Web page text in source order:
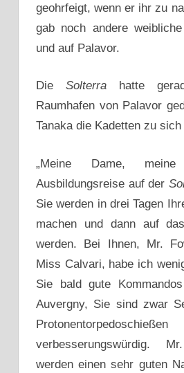
geohrfeigt, wenn er ihr zu
gab noch andere
und auf Palavor.
Die Solterra hatte
Raumhafen von Palavor
Tanaka die Kadetten zu
„Meine Dame,
Ausbildungsreise auf der
Sie werden in drei Tagen
machen und dann auf
werden. Bei Ihnen, Mr.
Miss Calvari, habe ich
Sie bald gute
Auvergny, Sie sind zwar
verbesserungswürdig.
werden einen sehr guten